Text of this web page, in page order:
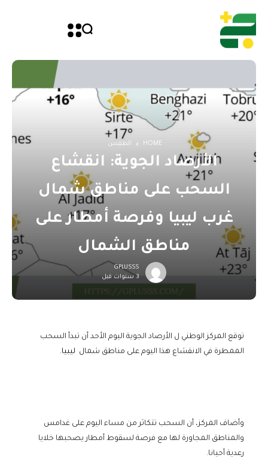
HOME الطقس
الأرصاد الجوية: انقشاع
السحب على مناطق شمال
غرب ليبيا وفرصة أمطار على
مناطق الشمال
GPLUSSS
3 سنوات قبل
توقع المركز الوطني ل الأرصاد الجوية اليوم الأحد أن تبدأ السحب
الممطرة في الانقشاع هذا اليوم على مناطق شمال ليبيا.
وأضاف المركز، أن السحب تتكاثر من مساء اليوم على غدامس
والمناطق المجاورة لها مع فرصة لسقوط أمطار يصحبها خلايا
رعدية أحيانا.